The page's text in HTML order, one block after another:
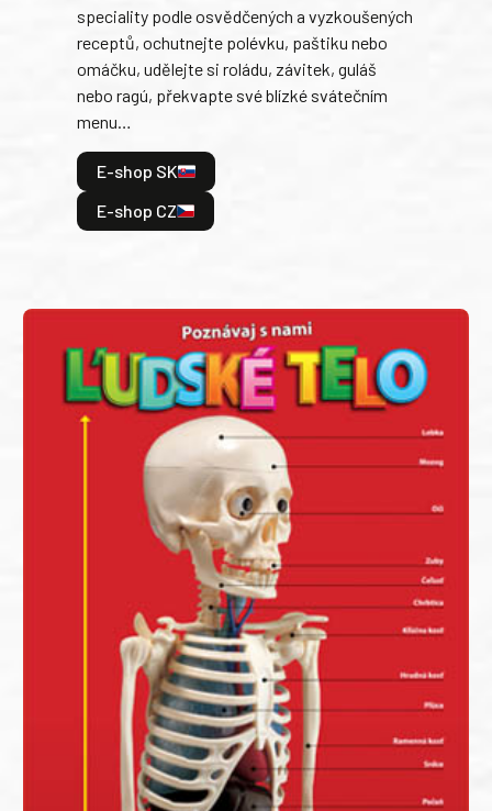
speciality podle osvědčených a vyzkoušených
receptů, ochutnejte polévku, paštiku nebo
omáčku, udělejte si roládu, závitek, guláš
nebo ragú, překvapte své blízké svátečním
menu…
E-shop SK
E-shop CZ